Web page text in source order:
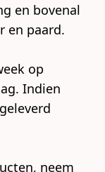
en bovenal
en paard.
op
Indien
neem